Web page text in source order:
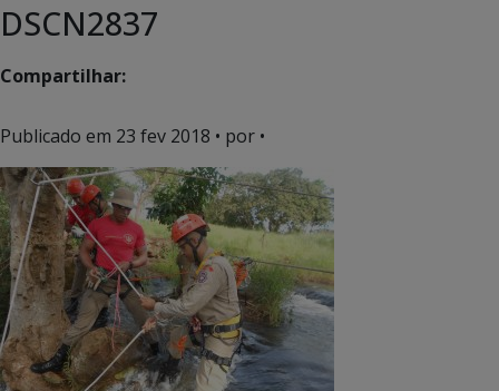
DSCN2837
Compartilhar:
Publicado em 23 fev 2018 • por •